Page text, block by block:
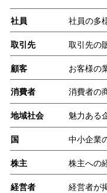
社員
社員の多
取引先
取引先の
顧客
お客様の
消費者
消費者の
地域社会
魅力ある
国
中小企業
株主
株主への
経営者
経営者が